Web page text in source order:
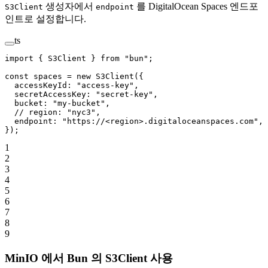
S3Client 생성자에서 endpoint 를 DigitalOcean Spaces 엔드포
인트로 설정합니다.
ts
import { S3Client } from "bun" ;
const spaces = new S3Client ({
  accessKeyId:
"access-key" ,
  secretAccessKey:
"secret-key" ,
  bucket:
"my-bucket" ,
  // region: "nyc3",
  endpoint:
"https://<region>.digitaloceanspaces.com" ,
});
1
2
3
4
5
6
7
8
9
MinIO 에서 Bun 의 S3Client 사용